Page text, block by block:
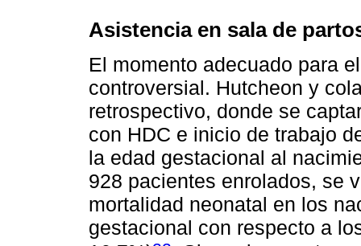
Asistencia en sala de
El momento adecuado para
controversial. Hutcheon y
retrospectivo, donde se
con HDC e inicio de trabajo
la edad gestacional al
928 pacientes enrolados, se
mortalidad neonatal en los
gestacional con respecto a